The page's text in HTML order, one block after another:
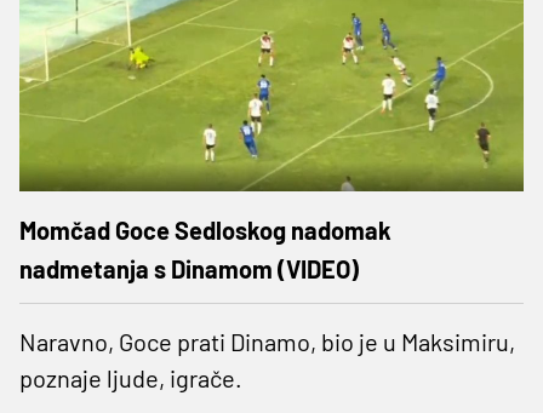
Momčad Goce Sedloskog nadomak
nadmetanja s Dinamom (VIDEO)
Naravno, Goce prati Dinamo, bio je u Maksimiru,
poznaje ljude, igrače.